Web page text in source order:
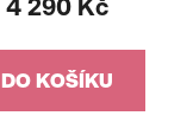
DO KOŠÍKU